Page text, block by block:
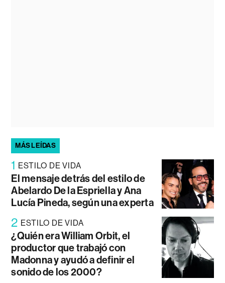
MÁS LEÍDAS
1 ESTILO DE VIDA
El mensaje detrás del estilo de
Abelardo De la Espriella y Ana
Lucía Pineda, según una experta
2 ESTILO DE VIDA
¿Quién era William Orbit, el
productor que trabajó con
Madonna y ayudó a definir el
sonido de los 2000?